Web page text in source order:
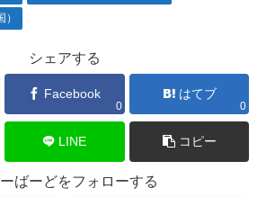
シェアする
Facebook
0
はてブ
0
LINE コピー
ばーどをフォローする